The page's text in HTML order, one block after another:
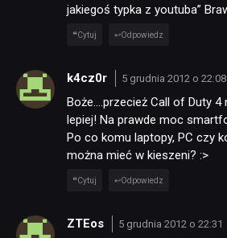
jakiegoś typka z youtuba”
Cytuj Odpowiedz
k4cz0r 5 grudnia 2012 o 22:08
Boże….przecież Call of Duty 4
lepiej! Na prawde moc
Po co komu laptopy, PC czy
można mieć w kieszeni? :>
Cytuj Odpowiedz
ZTEos 5 grudnia 2012 o 22:31